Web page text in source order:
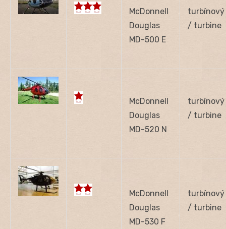
McDonnell
Douglas
MD-500 E
turbínový
/ turbine
McDonnell
Douglas
MD-520 N
turbínový
/ turbine
McDonnell
Douglas
MD-530 F
turbínový
/ turbine